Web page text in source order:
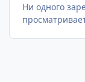
Ни одного